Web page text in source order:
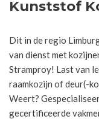
Kunststof
Dit in de regio
van dienst met
Stramproy! Last van
raamkozijn of deur(-
Weert?
gecertificeerde